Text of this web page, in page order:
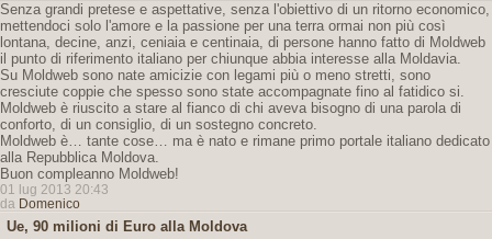
Senza grandi pretese e aspettative, senza l'obiettivo di un ritorno economico,
mettendoci solo l'amore e la passione per una terra ormai non più così
lontana, decine, anzi, ceniaia e centinaia, di persone hanno fatto di Moldweb
il punto di riferimento italiano per chiunque abbia interesse alla Moldavia.
Su Moldweb sono nate amicizie con legami più o meno stretti, sono
cresciute coppie che spesso sono state accompagnate fino al fatidico si.
Moldweb è riuscito a stare al fianco di chi aveva bisogno di una parola di
conforto, di un consiglio, di un sostegno concreto.
Moldweb è… tante cose… ma è nato e rimane primo portale italiano dedicato
alla Repubblica Moldova.
Buon compleanno Moldweb!
01 lug 2013 20:43
da Domenico
Ue, 90 milioni di Euro alla Moldova